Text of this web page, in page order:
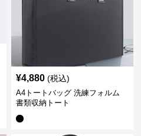
¥4,880 (税込)
A4トートバッグ 洗練フォルム
書類収納トート